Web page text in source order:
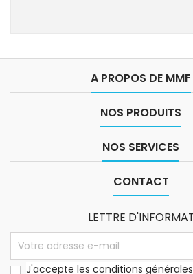
A PROPOS DE MMF
NOS PRODUITS
NOS SERVICES
CONTACT
LETTRE
J'accepte les conditions